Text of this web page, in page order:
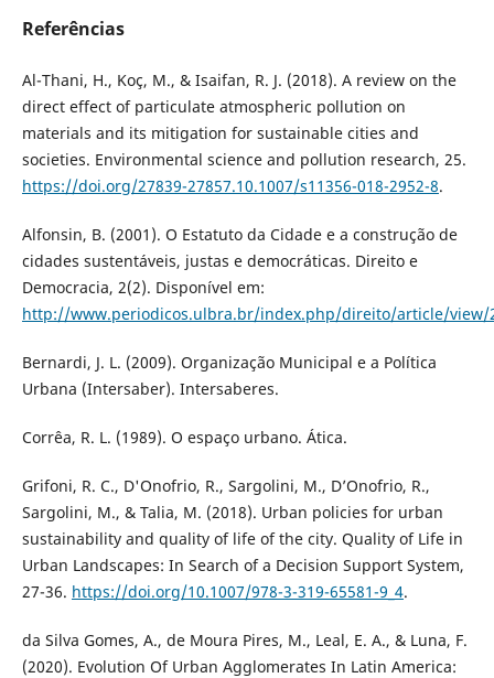
Referências
Al-Thani, H., Koç, M., & Isaifan, R. J. (2018). A review on the
direct effect of particulate atmospheric pollution on
materials and its mitigation for sustainable cities and
societies. Environmental science and pollution research, 25.
https://doi.org/27839-27857.10.1007/s11356-018-2952-8.
Alfonsin, B. (2001). O Estatuto da Cidade e a construção de
cidades sustentáveis, justas e democráticas. Direito e
Democracia, 2(2). Disponível em:
http://www.periodicos.ulbra.br/index.php/direito/article/view/
Bernardi, J. L. (2009). Organização Municipal e a Política
Urbana (Intersaber). Intersaberes.
Corrêa, R. L. (1989). O espaço urbano. Ática.
Grifoni, R. C., D'Onofrio, R., Sargolini, M., D’Onofrio, R.,
Sargolini, M., & Talia, M. (2018). Urban policies for urban
sustainability and quality of life of the city. Quality of Life in
Urban Landscapes: In Search of a Decision Support System,
27-36. https://doi.org/10.1007/978-3-319-65581-9_4.
da Silva Gomes, A., de Moura Pires, M., Leal, E. A., & Luna, F.
(2020). Evolution Of Urban Agglomerates In Latin America: